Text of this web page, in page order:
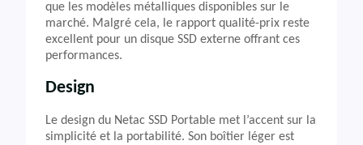
que les modèles métalliques disponibles sur le
marché. Malgré cela, le rapport qualité-prix reste
excellent pour un disque SSD externe offrant ces
performances.
Design
Le design du Netac SSD Portable met l’accent sur la
simplicité et la portabilité. Son boîtier léger est